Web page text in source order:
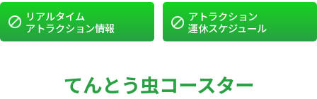
リアルタイム
アトラクション情報
アトラクション
運休スケジュール
てんとう虫コースター